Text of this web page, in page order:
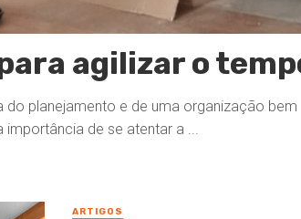
agilizar o
do planejamento e de uma organização bem
de se atentar a ...
ARTIGOS